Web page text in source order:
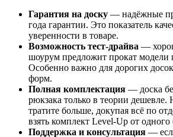
Гарантия на доску — надёжные
года гарантии. Это показатель
уверенности в товаре.
Возможность тест-драйва —
шоурум предложит прокат модели
Особенно важно для дорогих
форм.
Полная комплектация — доска
рюкзака только в теории дешевле.
тратите больше, докупая всё по
взять комплект Level-Up от одного
Поддержка и консультация —